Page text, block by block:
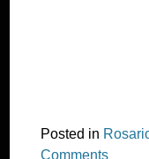
Posted in
Comments